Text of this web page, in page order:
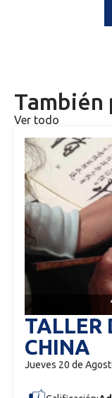
Ver todo
TALLER
CHINA
Jueves 20 de